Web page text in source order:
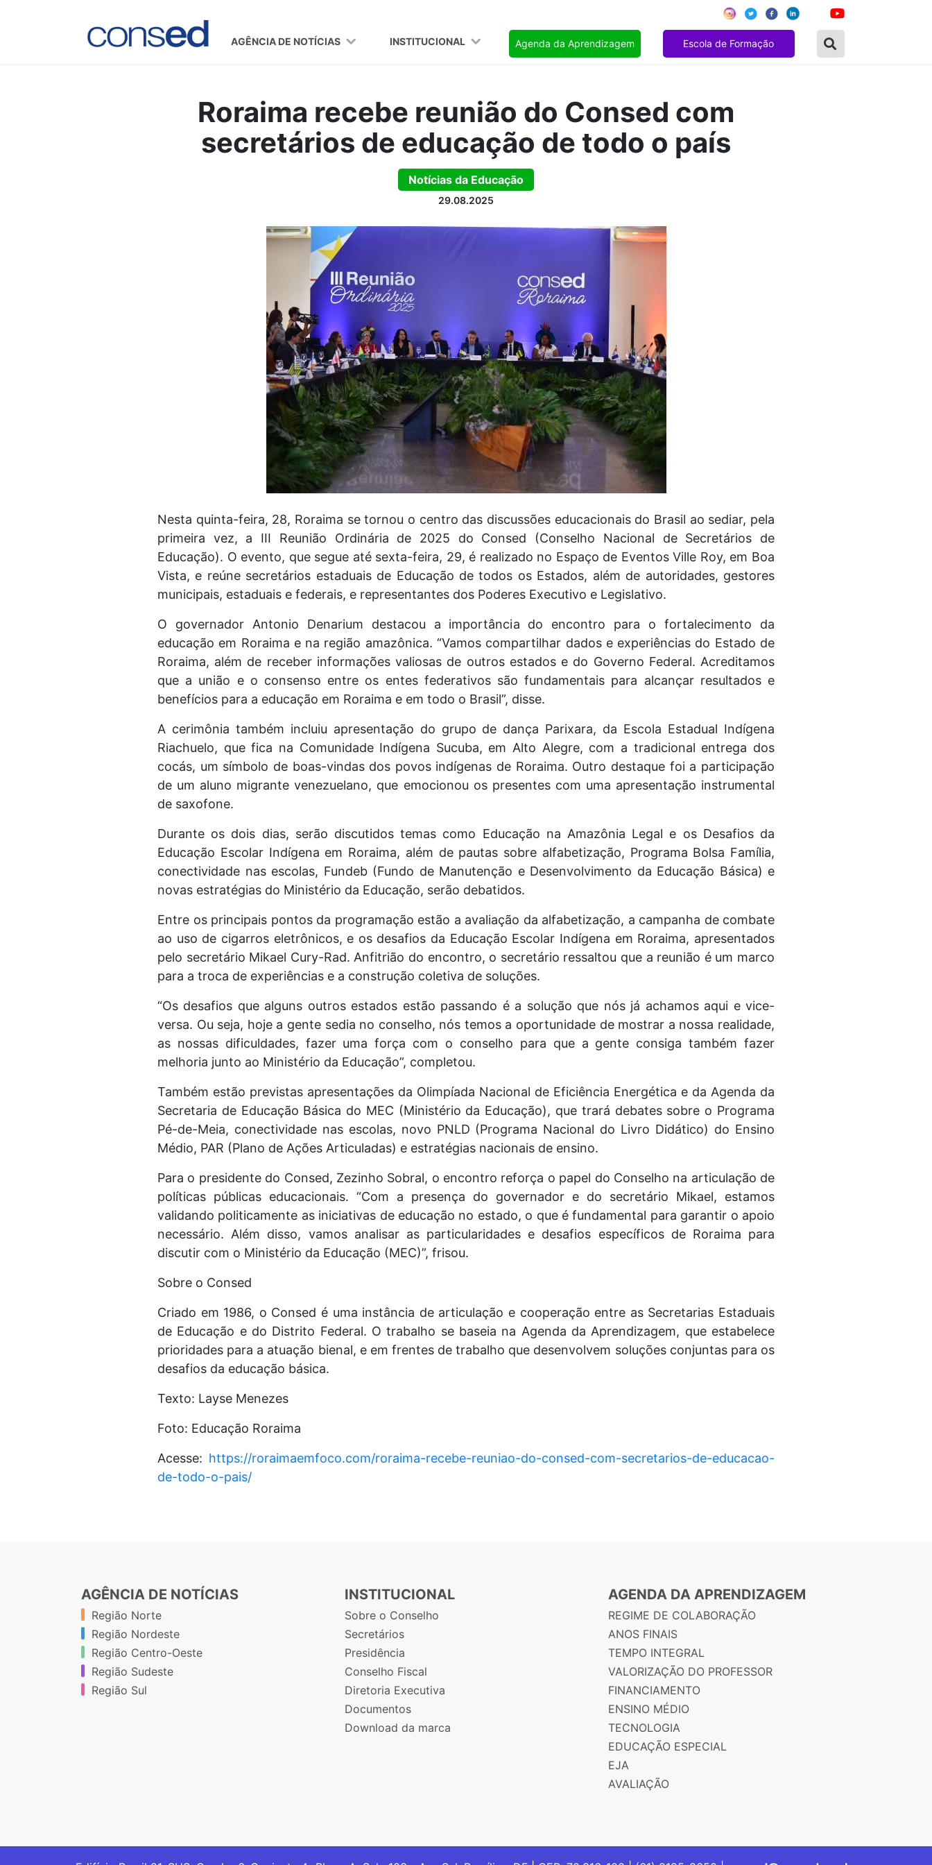
AGÊNCIA DE NOTÍCIAS INSTITUCIONAL Agenda da Aprendizagem Escola de Formação
Roraima recebe reunião do Consed com
secretários de educação de todo o país
Notícias da Educação
29.08.2025
Nesta quinta-feira, 28, Roraima se tornou o centro das discussões educacionais do Brasil ao sediar, pela
primeira vez, a III Reunião Ordinária de 2025 do Consed (Conselho Nacional de Secretários de
Educação). O evento, que segue até sexta-feira, 29, é realizado no Espaço de Eventos Ville Roy, em Boa
Vista, e reúne secretários estaduais de Educação de todos os Estados, além de autoridades, gestores
municipais, estaduais e federais, e representantes dos Poderes Executivo e Legislativo.
O governador Antonio Denarium destacou a importância do encontro para o fortalecimento da
educação em Roraima e na região amazônica. “Vamos compartilhar dados e experiências do Estado de
Roraima, além de receber informações valiosas de outros estados e do Governo Federal. Acreditamos
que a união e o consenso entre os entes federativos são fundamentais para alcançar resultados e
benefícios para a educação em Roraima e em todo o Brasil”, disse.
A cerimônia também incluiu apresentação do grupo de dança Parixara, da Escola Estadual Indígena
Riachuelo, que fica na Comunidade Indígena Sucuba, em Alto Alegre, com a tradicional entrega dos
cocás, um símbolo de boas-vindas dos povos indígenas de Roraima. Outro destaque foi a participação
de um aluno migrante venezuelano, que emocionou os presentes com uma apresentação instrumental
de saxofone.
Durante os dois dias, serão discutidos temas como Educação na Amazônia Legal e os Desafios da
Educação Escolar Indígena em Roraima, além de pautas sobre alfabetização, Programa Bolsa Família,
conectividade nas escolas, Fundeb (Fundo de Manutenção e Desenvolvimento da Educação Básica) e
novas estratégias do Ministério da Educação, serão debatidos.
Entre os principais pontos da programação estão a avaliação da alfabetização, a campanha de combate
ao uso de cigarros eletrônicos, e os desafios da Educação Escolar Indígena em Roraima, apresentados
pelo secretário Mikael Cury-Rad. Anfitrião do encontro, o secretário ressaltou que a reunião é um marco
para a troca de experiências e a construção coletiva de soluções.
“Os desafios que alguns outros estados estão passando é a solução que nós já achamos aqui e vice-
versa. Ou seja, hoje a gente sedia no conselho, nós temos a oportunidade de mostrar a nossa realidade,
as nossas dificuldades, fazer uma força com o conselho para que a gente consiga também fazer
melhoria junto ao Ministério da Educação”, completou.
Também estão previstas apresentações da Olimpíada Nacional de Eficiência Energética e da Agenda da
Secretaria de Educação Básica do MEC (Ministério da Educação), que trará debates sobre o Programa
Pé-de-Meia, conectividade nas escolas, novo PNLD (Programa Nacional do Livro Didático) do Ensino
Médio, PAR (Plano de Ações Articuladas) e estratégias nacionais de ensino.
Para o presidente do Consed, Zezinho Sobral, o encontro reforça o papel do Conselho na articulação de
políticas públicas educacionais. “Com a presença do governador e do secretário Mikael, estamos
validando politicamente as iniciativas de educação no estado, o que é fundamental para garantir o apoio
necessário. Além disso, vamos analisar as particularidades e desafios específicos de Roraima para
discutir com o Ministério da Educação (MEC)”, frisou.
Sobre o Consed
Criado em 1986, o Consed é uma instância de articulação e cooperação entre as Secretarias Estaduais
de Educação e do Distrito Federal. O trabalho se baseia na Agenda da Aprendizagem, que estabelece
prioridades para a atuação bienal, e em frentes de trabalho que desenvolvem soluções conjuntas para os
desafios da educação básica.
Texto: Layse Menezes
Foto: Educação Roraima
Acesse: https://roraimaemfoco.com/roraima-recebe-reuniao-do-consed-com-secretarios-de-educacao-
de-todo-o-pais/
AGÊNCIA DE NOTÍCIAS
Região Norte
Região Nordeste
Região Centro-Oeste
Região Sudeste
Região Sul
INSTITUCIONAL
Sobre o Conselho
Secretários
Presidência
Conselho Fiscal
Diretoria Executiva
Documentos
Download da marca
AGENDA DA APRENDIZAGEM
REGIME DE COLABORAÇÃO
ANOS FINAIS
TEMPO INTEGRAL
VALORIZAÇÃO DO PROFESSOR
FINANCIAMENTO
ENSINO MÉDIO
TECNOLOGIA
EDUCAÇÃO ESPECIAL
EJA
AVALIAÇÃO